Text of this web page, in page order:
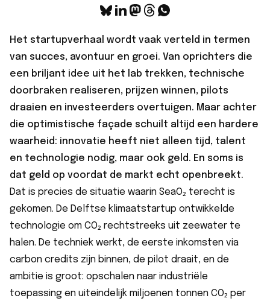
Het startupverhaal wordt vaak verteld in termen
van succes, avontuur en groei. Van oprichters die
een briljant idee uit het lab trekken, technische
doorbraken realiseren, prijzen winnen, pilots
draaien en investeerders overtuigen. Maar achter
die optimistische façade schuilt altijd een hardere
waarheid: innovatie heeft niet alleen tijd, talent
en technologie nodig, maar ook geld. En soms is
dat geld op voordat de markt echt openbreekt.
Dat is precies de situatie waarin SeaO₂ terecht is
gekomen. De Delftse klimaatstartup ontwikkelde
technologie om CO₂ rechtstreeks uit zeewater te
halen. De techniek werkt, de eerste inkomsten via
carbon credits zijn binnen, de pilot draait, en de
ambitie is groot: opschalen naar industriële
toepassing en uiteindelijk miljoenen tonnen CO₂ per